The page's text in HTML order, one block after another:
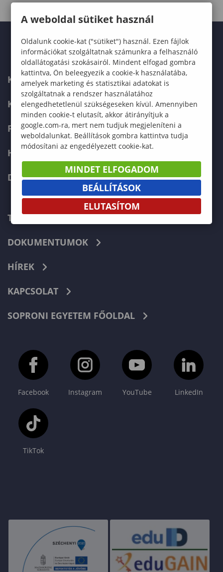
KARUNK
KÉPZÉSEK
FELVÉTELIZŐKNEK
HALLGATÓKNAK
DOKTORI ISKOLA
TELEFONKÖNYV
DOKUMENTUMOK
HÍREK
KAPCSOLAT
SOPRONI EGYETEM FŐOLDAL
Facebook Instagram YouTube LinkedIn
TikTok
A weboldal sütiket használ
Oldalunk cookie-kat ("sütiket") használ. Ezen fájlok
információkat szolgáltatnak számunkra a felhasználó
oldallátogatási szokásairól. Mindent elfogad gombra
kattintva, Ön beleegyezik a cookie-k használatába,
amelyek marketing és statisztikai adatokat is
szolgáltatnak a rendszer használatához
elengedhetetlenül szükségeseken kívül. Amennyiben
minden cookie-t elutasít, akkor átirányítjuk a
google.com-ra, mert nem tudjuk megjeleníteni a
weboldalunkat. Beállítások gombra kattintva tudja
módosítani az engedélyezett cookie-kat.
MINDET ELFOGADOM
BEÁLLÍTÁSOK
ELUTASÍTOM